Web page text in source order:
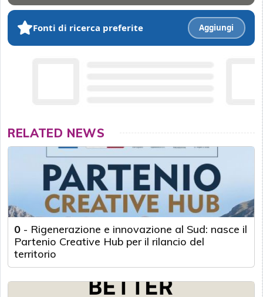
Fonti di ricerca preferite Aggiungi
RELATED NEWS
0 - Rigenerazione e innovazione al Sud: nasce il
Partenio Creative Hub per il rilancio del
territorio